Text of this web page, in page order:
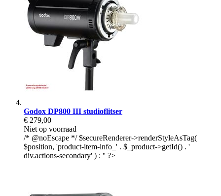
Godox DP800 III studioflitser
€ 279,00
Niet op voorraad
/* @noEscape */ $secureRenderer->renderStyleAsTag(
$position, 'product-item-info_' . $_product->getId() . '
div.actions-secondary' ) : '' ?>